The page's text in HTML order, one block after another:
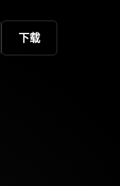
下载